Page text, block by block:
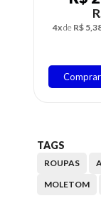
3xde R$
Comprar
TAGS
ROUPAS
MOLETOM